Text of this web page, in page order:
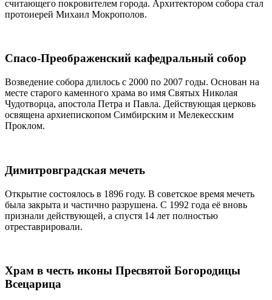
считающего покровителем города. Архитектором собора стал
протоиерей Михаил Мокрополов.
Спасо-Преображенский кафедральный собор
Возведение собора длилось с 2000 по 2007 годы. Основан на
месте старого каменного храма во имя Святых Николая
Чудотворца, апостола Петра и Павла. Действующая церковь
освящена архиепископом Симбирским и Мелекесским
Проклом.
Димитровградская мечеть
Открытие состоялось в 1896 году. В советское время мечеть
была закрыта и частично разрушена. С 1992 года её вновь
признали действующей, а спустя 14 лет полностью
отреставрировали.
Храм в честь иконы Пресвятой Богородицы
Всецарица